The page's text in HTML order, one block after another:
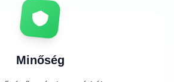
Minőség